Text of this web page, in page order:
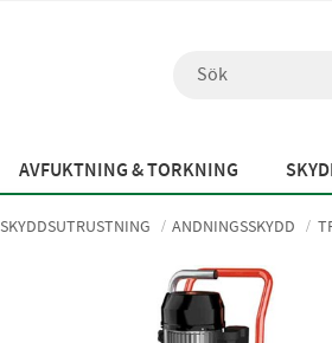
AVFUKTNING & TORKNING
SKYDDSUTRUSTNING ANDNINGSSKYDD